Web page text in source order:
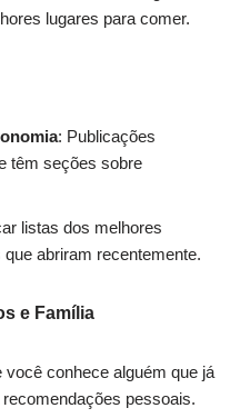
lugares para comer.
: Publicações
têm seções sobre
listas dos melhores
abriram recentemente.
e Família
você conhece alguém que já
pessoais.